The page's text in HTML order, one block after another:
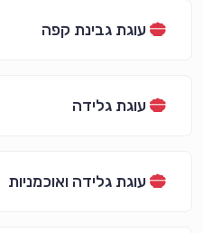
עוגת גבינת קפה
עוגת גלידה
עוגת גלידה ואוכמניות